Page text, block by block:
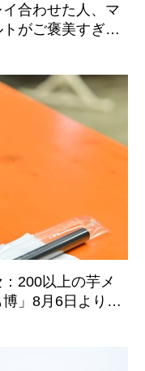
イ合わせた人、マ
がご褒美すぎた
200以上の芋メ
」8月6日より4